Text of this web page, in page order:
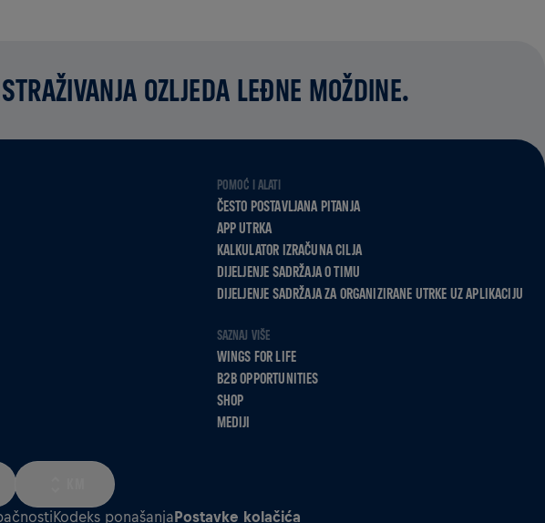
OZLJEDA LEĐNE MOŽDINE.
POMOĆ I ALATI
ČESTO POSTAVLJANA PITANJA
APP UTRKA
KALKULATOR IZRAČUNA CILJA
DIJELJENJE SADRŽAJA O TIMU
DIJELJENJE SADRŽAJA ZA ORGANIZIRANE UTRKE UZ APLIKACIJU
SAZNAJ VIŠE
WINGS FOR LIFE
B2B OPPORTUNITIES
SHOP
MEDIJI
Kodeks ponašanjaPostavke kolačića